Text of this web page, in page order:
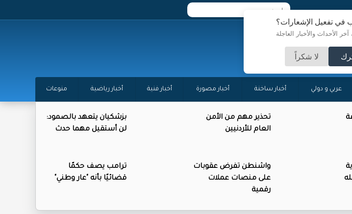
في تفعيل الإشعارات؟
الأحداث والأخبار العاجلة
لا شكراً
عربي و دولي أخبار ساخنة أخبار مصورة أخبار فنية أخبار رياضية منوعات
تحذير مهم من الأمن
العام للأردنيين
بزشكيان يتعهد بالصمود:
لن أستقيل مهما حدث
واشنطن تفرض عقوبات
على منصات عملات
رقمية
ترامب يصف حكمًا
قضائيًا بأنه "عار وطني"